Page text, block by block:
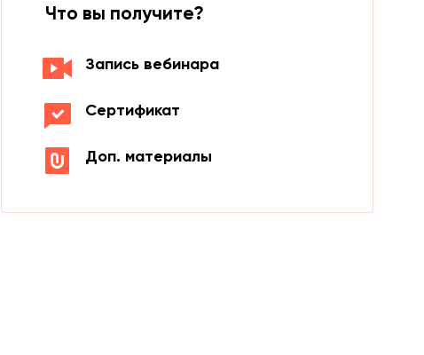
Что вы получите?
Запись вебинара
Сертификат
Доп. материалы